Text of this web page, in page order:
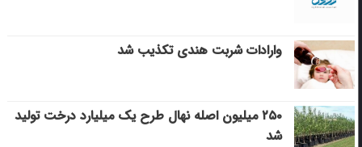
وارادات شربت هندی تکذیب شد
۲۵۰ میلیون اصله نهال طرح یک میلیارد درخت تولید
شد